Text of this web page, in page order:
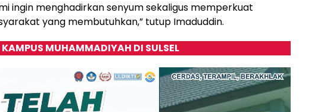
ingin menghadirkan senyum sekaligus memperkuat
yang membutuhkan,” tutup Imaduddin.
KAMPUS MUHAMMADIYAH DI SULSEL